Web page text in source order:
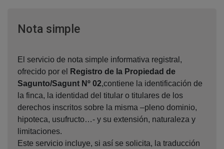
Nota simpleVentana nueva
El servicio de nota simple informativa registral,
ofrecido por el
Registro de la Propiedad de
Sagunto/Sagunt Nº 02,contiene la identificación de
la finca, la identidad del titular o titulares de los
derechos inscritos sobre la misma –pleno dominio,
hipoteca, usufructo…- y su extensión, naturaleza y
limitaciones.
Este servicio incluye, si así se solicita, la traducción